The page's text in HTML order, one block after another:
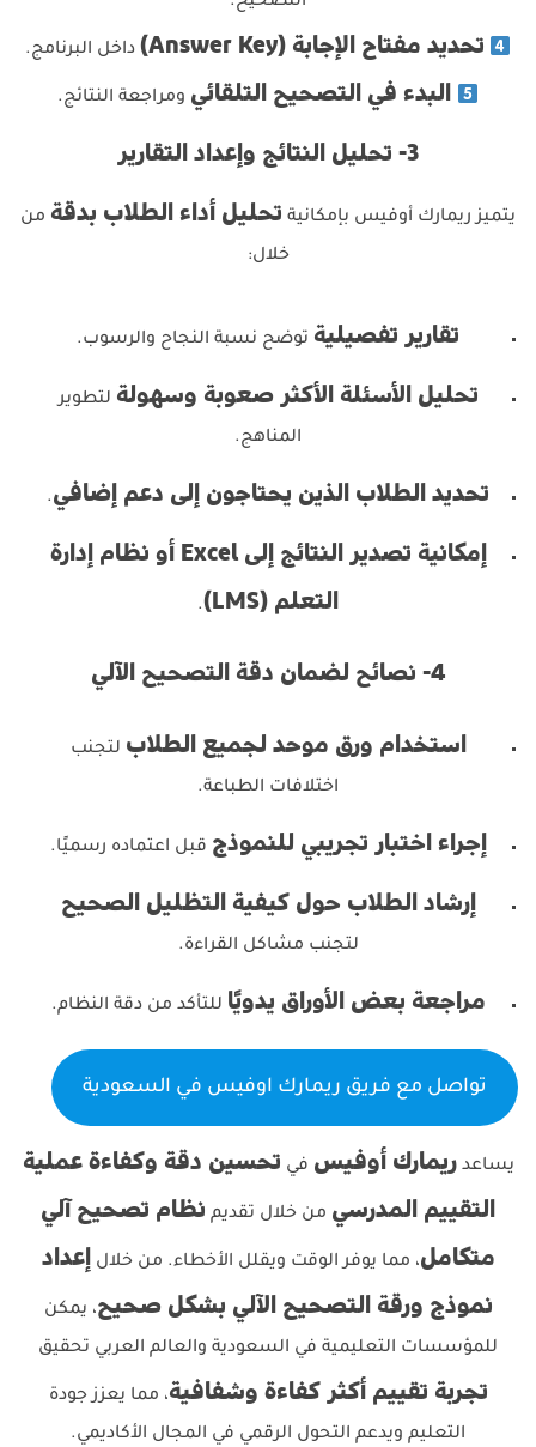
تحديد مفتاح الإجابة (Answer Key) داخل البرنامج.
البدء في التصحيح التلقائي ومراجعة النتائج.
3- تحليل النتائج وإعداد التقارير
يتميز ريمارك أوفيس بإمكانية تحليل أداء الطلاب بدقة من
خلال:
تقارير تفصيلية توضح نسبة النجاح والرسوب.
تحليل الأسئلة الأكثر صعوبة وسهولة لتطوير
المناهج.
تحديد الطلاب الذين يحتاجون إلى دعم إضافي.
إمكانية تصدير النتائج إلى Excel أو نظام إدارة
التعلم (LMS)
.
4- نصائح لضمان دقة التصحيح الآلي
استخدام ورق موحد لجميع الطلاب لتجنب
اختلافات الطباعة.
إجراء اختبار تجريبي للنموذج قبل اعتماده رسميًا.
إرشاد الطلاب حول كيفية التظليل الصحيح
لتجنب مشاكل القراءة.
مراجعة بعض الأوراق يدويًا للتأكد من دقة النظام.
تواصل مع فريق ريمارك اوفيس في السعودية
يساعدريمارك أوفيس في تحسين دقة وكفاءة عملية
التقييم المدرسي من خلال تقديم نظام تصحيح آلي
متكامل، مما يوفر الوقت ويقلل الأخطاء. من خلال إعداد
نموذج ورقة التصحيح الآلي بشكل صحيح، يمكن
للمؤسسات التعليمية في السعودية والعالم العربي تحقيق
تجربة تقييم أكثر كفاءة وشفافية، مما يعزز جودة
التعليم ويدعم التحول الرقمي في المجال الأكاديمي.